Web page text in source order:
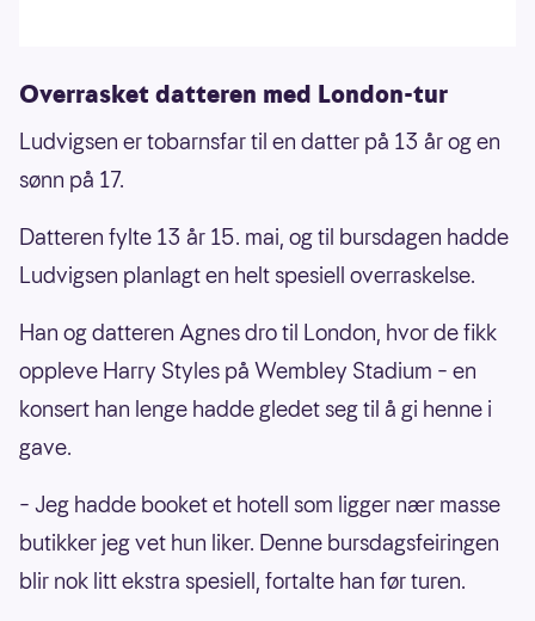
Overrasket datteren med London-tur
Ludvigsen er tobarnsfar til en datter på 13 år og en
sønn på 17.
Datteren fylte 13 år 15. mai, og til bursdagen hadde
Ludvigsen planlagt en helt spesiell overraskelse.
Han og datteren Agnes dro til London, hvor de fikk
oppleve Harry Styles på Wembley Stadium – en
konsert han lenge hadde gledet seg til å gi henne i
gave.
– Jeg hadde booket et hotell som ligger nær masse
butikker jeg vet hun liker. Denne bursdagsfeiringen
blir nok litt ekstra spesiell, fortalte han før turen.